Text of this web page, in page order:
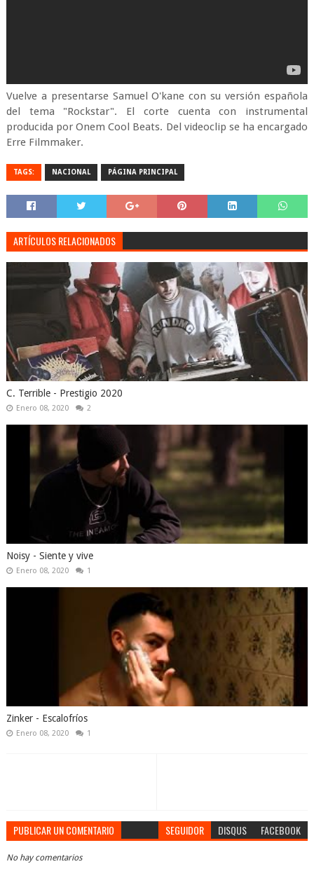
Vuelve a presentarse Samuel O'kane con su versión española
del tema "Rockstar". El corte cuenta con instrumental
producida por Onem Cool Beats. Del videoclip se ha encargado
Erre Filmmaker.
TAGS: NACIONAL PÁGINA PRINCIPAL
ARTÍCULOS RELACIONADOS
C. Terrible - Prestigio 2020
Enero 08, 2020 2
Noisy - Siente y vive
Enero 08, 2020 1
Zinker - Escalofríos
Enero 08, 2020 1
PUBLICAR UN COMENTARIO SEGUIDOR DISQUS FACEBOOK
No hay comentarios